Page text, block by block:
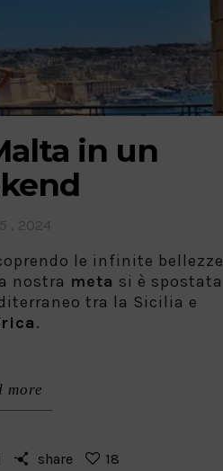
in un
le infinite bellezze
nostra meta si è spostata
tra la Sicilia e
.
more
share 18